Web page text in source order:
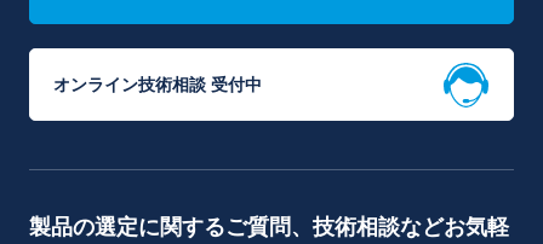
オンライン技術相談 受付中
製品の選定に関するご質問、技術相談などお気軽